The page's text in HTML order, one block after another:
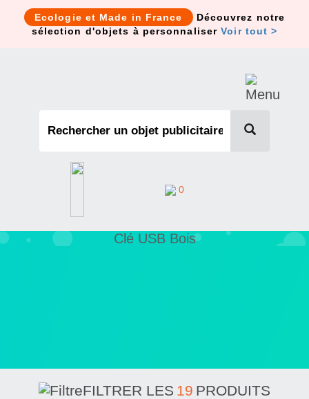
Ecologie et Made in France
Découvrez notre
sélection d'objets à personnaliserVoir tout >
0
Clé USB Bois
FILTRER LES 19 PRODUITS
Cookies management panel